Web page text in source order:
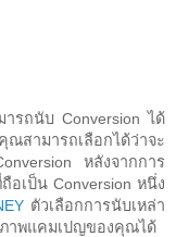
รถนับ Conversion ได้
สามารถเลือกได้ว่าจะ
หลังจากการ
เป็น Conversion หนึ่ง
ตัวเลือกการนับเหล่า
าพแคมเปญของคุณได้